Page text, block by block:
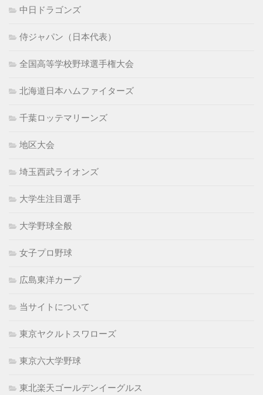
中日ドラゴンズ
侍ジャパン（日本代表）
全国高等学校野球選手権大会
北海道日本ハムファイターズ
千葉ロッテマリーンズ
地区大会
埼玉西武ライオンズ
大学生注目選手
大学野球全般
女子プロ野球
広島東洋カープ
当サイトについて
東京ヤクルトスワローズ
東京六大学野球
東北楽天ゴールデンイーグルス